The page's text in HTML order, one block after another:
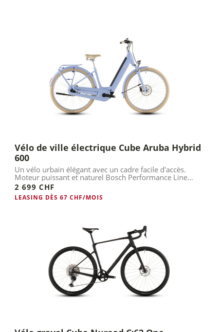
Vélo de ville électrique Cube Aruba Hybrid
600
Un vélo urbain élégant avec un cadre facile d'accès.
Moteur puissant et naturel Bosch Performance Line
(Smart).
2 699 CHF
LEASING DÈS 67 CHF/MOIS